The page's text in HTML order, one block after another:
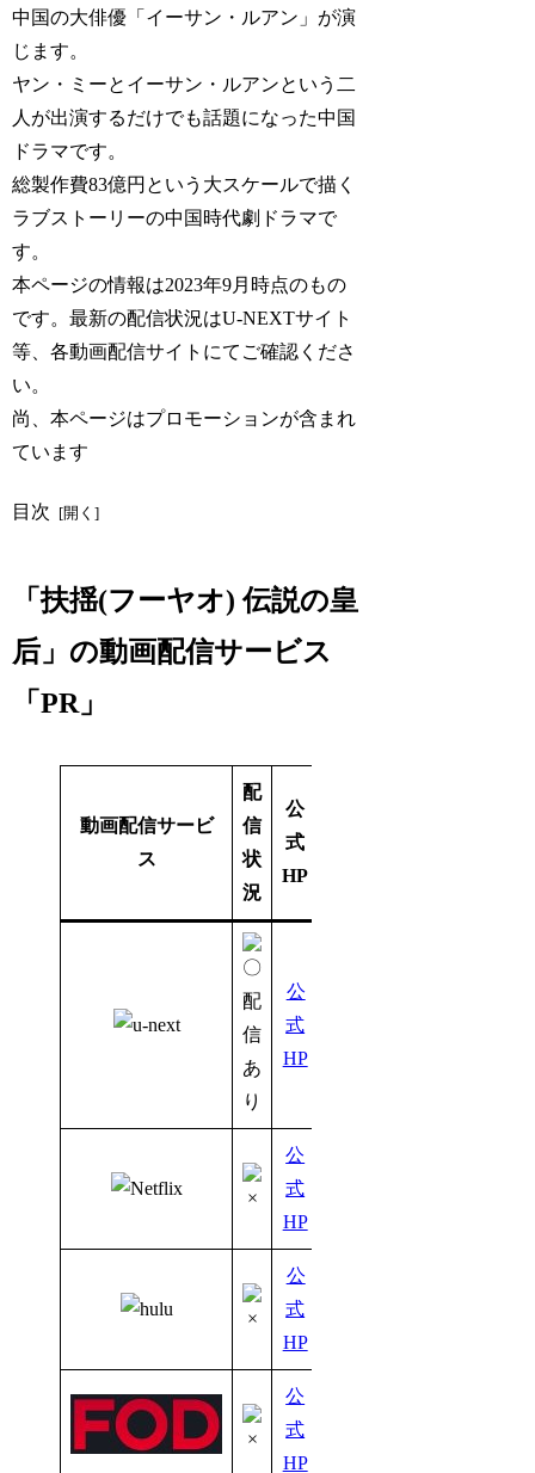
中国の大俳優「イーサン・ルアン」が演
じます。
ヤン・ミーとイーサン・ルアンという二
人が出演するだけでも話題になった中国
ドラマです。
総製作費83億円という大スケールで描く
ラブストーリーの中国時代劇ドラマで
す。
本ページの情報は2023年9月時点のもの
です。最新の配信状況はU-NEXTサイト
等、各動画配信サイトにてご確認くださ
い。
尚、本ページはプロモーションが含まれ
ています
目次
「扶揺(フーヤオ) 伝説の皇
后」の動画配信サービス
「PR」
動画配信サービ
ス
配
信
状
況
公
式
HP
公
式
HP
公
式
HP
公
式
HP
公
式
HP